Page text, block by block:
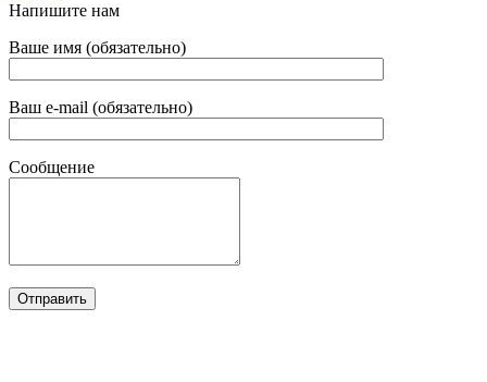
Напишите нам
Ваше имя (обязательно)
Ваш e-mail (обязательно)
Сообщение